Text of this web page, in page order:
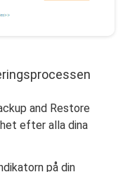
and Restore
efter alla dina
på din